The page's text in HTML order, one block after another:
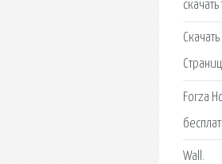
Forza
Wall.